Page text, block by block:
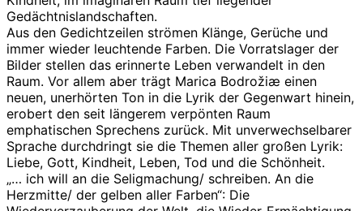
Gedächtnislandschaften.
Aus den Gedichtzeilen strömen Klänge, Gerüche und
immer wieder leuchtende Farben. Die Vorratslager der
Bilder stellen das erinnerte Leben verwandelt in den
Raum. Vor allem aber trägt Marica Bodrožiæ einen
neuen, unerhörten Ton in die Lyrik der Gegenwart hinein,
erobert den seit längerem verpönten Raum
emphatischen Sprechens zurück. Mit unverwechselbarer
Sprache durchdringt sie die Themen aller großen Lyrik:
Liebe, Gott, Kindheit, Leben, Tod und die Schönheit.
„… ich will an die Seligmachung/ schreiben. An die
Herzmitte/ der gelben aller Farben“: Die